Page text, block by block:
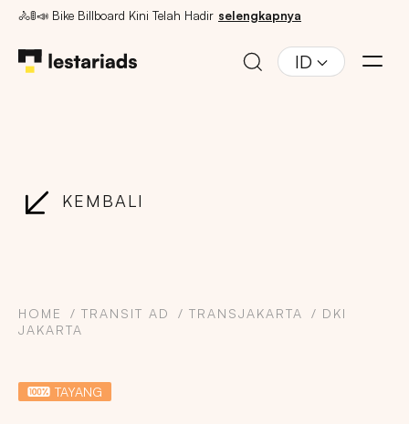
🚴🚦📣 Bike Billboard Kini Telah Hadir selengkapnya
ID
KEMBALI
HOME TRANSIT AD TRANSJAKARTA
DKI
JAKARTA
TAYANG